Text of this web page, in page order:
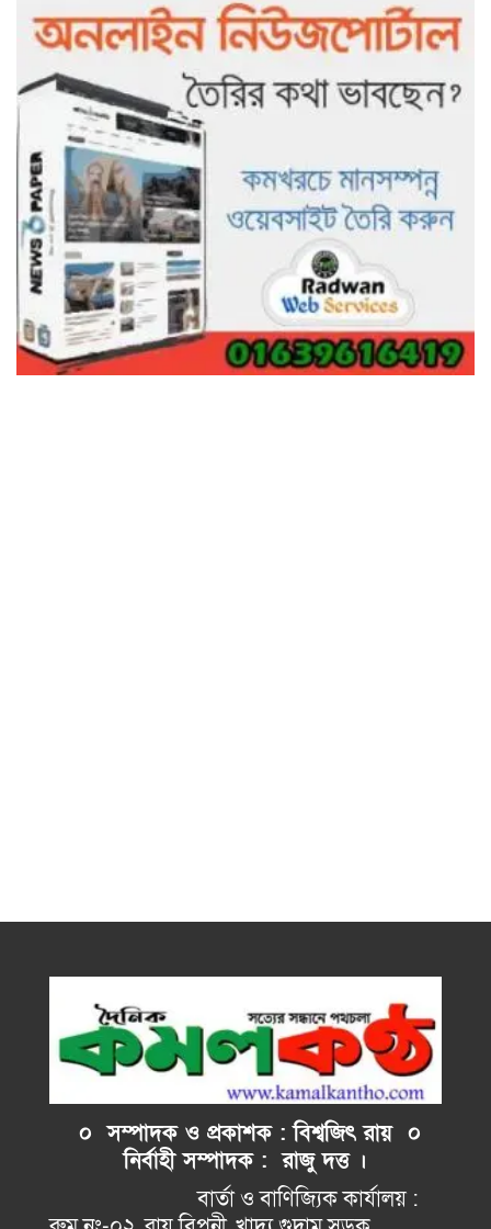
পুলিশ ও ফায়ার সার্ভিস
গাছ না কেটে আমাদের পুড়িয়ে মারলে
ভালো হতো’: বন বিভাগের নিষ্ঠুরতায়
নিঃস্ব কৃষক
০ সম্পাদক ও প্রকাশক : বিশ্বজিৎ রায় ০
নির্বাহীসম্পাদক : রাজু দত্ত ।
বার্তা ও বাণিজ্যিক কার্যালয় :